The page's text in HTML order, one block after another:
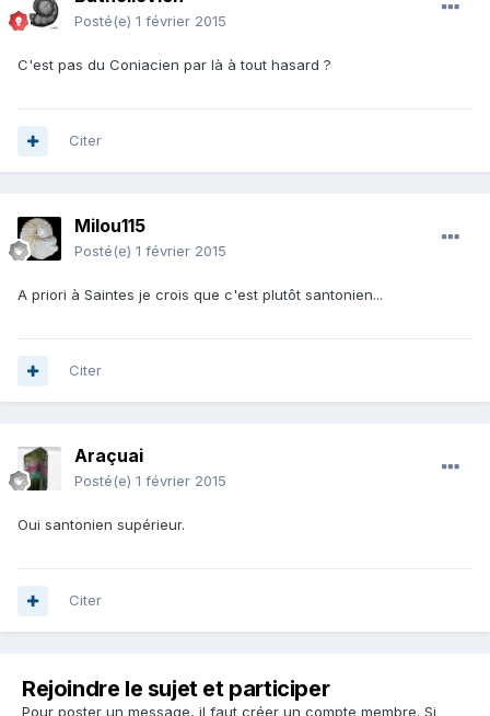
Posté(e) 1 février 2015
C'est pas du Coniacien par là à tout hasard ?
Citer
Milou115
Posté(e) 1 février 2015
A priori à Saintes je crois que c'est plutôt santonien...
Citer
Araçuai
Posté(e) 1 février 2015
Oui santonien supérieur.
Citer
Rejoindre le sujet et participer
Pour poster un message, il faut créer un compte membre. Si